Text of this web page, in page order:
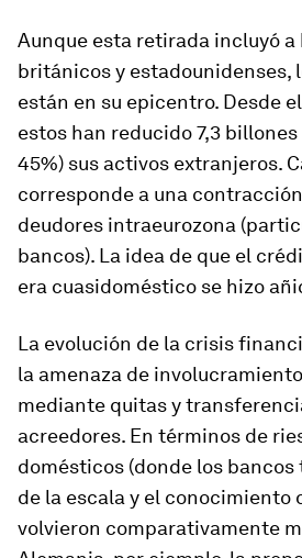
Aunque esta retirada incluyó a
británicos y estadounidenses,
están en su epicentro. Desde
estos han reducido 7,3 billones
45%) sus activos extranjeros.
corresponde a una
deudores intraeurozona
bancos). La idea de que el
era cuasidoméstico se hizo
La evolución de la crisis
la amenaza de
mediante quitas y
acreedores. En términos de
domésticos (donde los
de la escala y el conocimiento
volvieron comparativamente